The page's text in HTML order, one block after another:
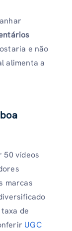
e não
alimenta a
50 vídeos
marcas
de
UGC